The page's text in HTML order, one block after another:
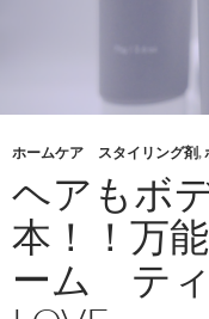
ホームケア スタイリング剤,
ヘアもボ
本！！万
ーム テ